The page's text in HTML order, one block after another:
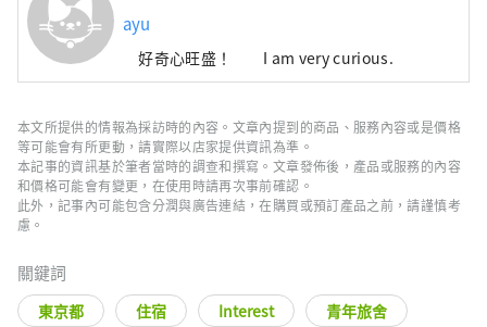
ayu
好奇心旺盛！ I am very curious.
本文所提供的情報為採訪時的內容。文章內提到的商品、服務內容或是價格
等可能會有所更動，請實際以店家提供資訊為準。
本記事的資訊基於筆者當時的調查和撰寫。文章發佈後，產品或服務的內容
和價格可能會有變更，在使用時請再次事前確認。
此外，記事內可能包含分潤與廣告連結，在購買或預訂產品之前，請謹慎考
慮。
關鍵詞
東京都 住宿 Interest 青年旅舍